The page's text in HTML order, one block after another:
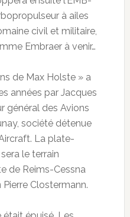
à ailes
civil et militaire,
Embraer à venir…
de Max Holste » a
années par Jacques
général des Avions
société détenue
La plate-
le terrain
de Reims-Cessna
Clostermann.